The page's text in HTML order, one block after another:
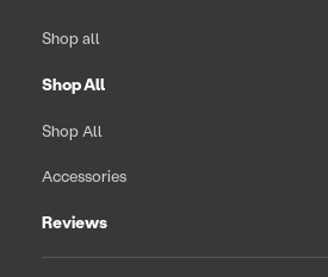
Shop all
Shop All
Shop All
Accessories
Reviews